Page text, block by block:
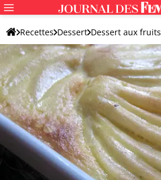
Recettes Dessert Dessert aux fruits
Dessert original aux fruits